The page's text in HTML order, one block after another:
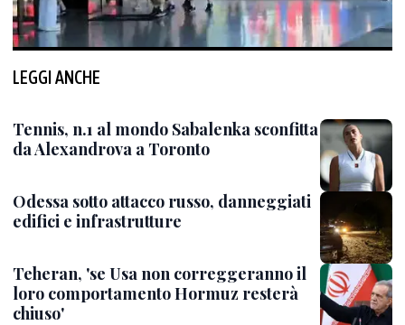
LEGGI ANCHE
Tennis, n.1 al mondo Sabalenka sconfitta
da Alexandrova a Toronto
Odessa sotto attacco russo, danneggiati
edifici e infrastrutture
Teheran, 'se Usa non correggeranno il
loro comportamento Hormuz resterà
chiuso'